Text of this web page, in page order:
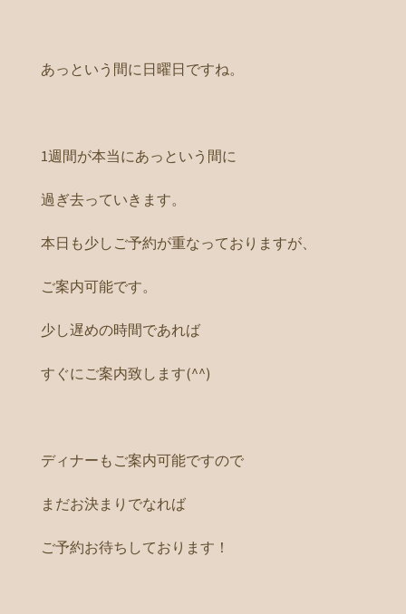
あっという間に日曜日ですね。
1週間が本当にあっという間に
過ぎ去っていきます。
本日も少しご予約が重なっておりますが、
ご案内可能です。
少し遅めの時間であれば
すぐにご案内致します(^^)
ディナーもご案内可能ですので
まだお決まりでなれば
ご予約お待ちしております！